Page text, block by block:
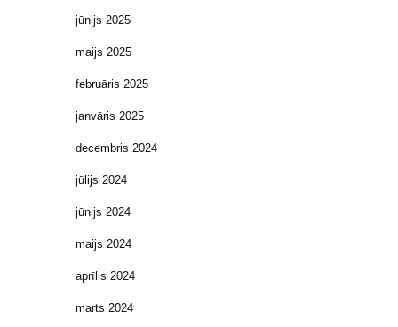
jūnijs 2025
maijs 2025
februāris 2025
janvāris 2025
decembris 2024
jūlijs 2024
jūnijs 2024
maijs 2024
aprīlis 2024
marts 2024